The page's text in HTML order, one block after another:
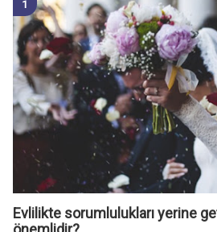
Evlilikte sorumlulukları yerine